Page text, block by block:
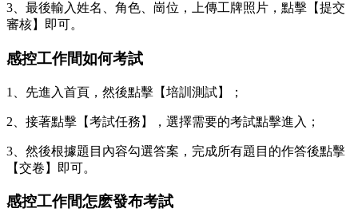
3、最後輸入姓名、角色、崗位，上傳工牌照片，點擊【提交
審核】即可。
感控工作間如何考試
1、先進入首頁，然後點擊【培訓測試】；
2、接著點擊【考試任務】，選擇需要的考試點擊進入；
3、然後根據題目內容勾選答案，完成所有題目的作答後點擊
【交卷】即可。
感控工作間怎麽發布考試